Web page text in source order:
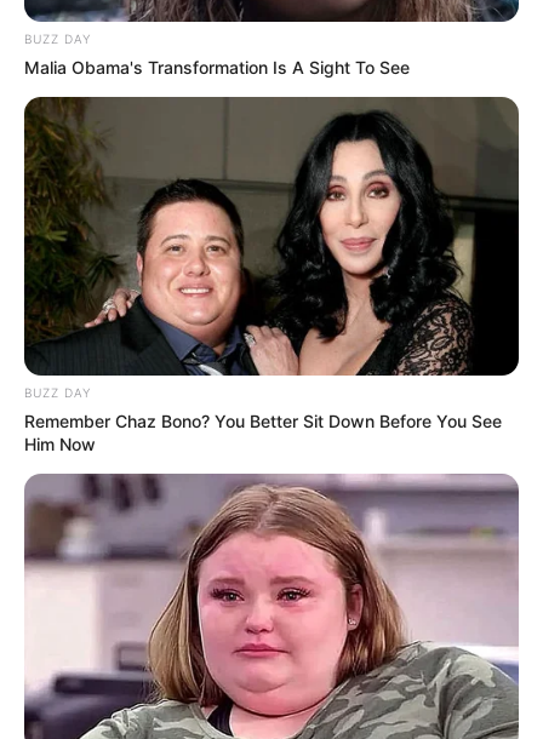
BUZZ DAY
Malia Obama's Transformation Is A Sight To See
BUZZ DAY
Remember Chaz Bono? You Better Sit Down Before You See
Him Now